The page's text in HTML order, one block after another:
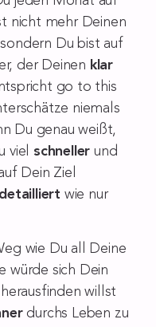
nicht mehr Deinen
Du bist auf
der Deinen klar
go to this
niemals
Du genau weißt,
viel schneller und
Dein Ziel
detailliert wie nur
wie Du all Deine
würde sich Dein
willst
durchs Leben zu